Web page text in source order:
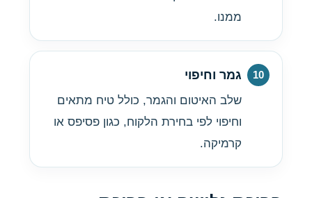
ממנו.
גמר וחיפוי
שלב האיטום והגמר, כולל טיח מתאים
וחיפוי לפי בחירת הלקוח, כגון פסיפס או
קרמיקה.